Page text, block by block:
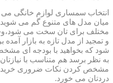
انتخاب سمساری لوازم خانگی می
میان مدل های متنوع گم می
مختلف برای تان سخت می
و تمجید از مدل تازه به بازار
شود که بخواهید با بودجه ای
به نظر برسد هم متناسب با
مشخص کردن نکات ضروری خرید
دردتان می خورد.